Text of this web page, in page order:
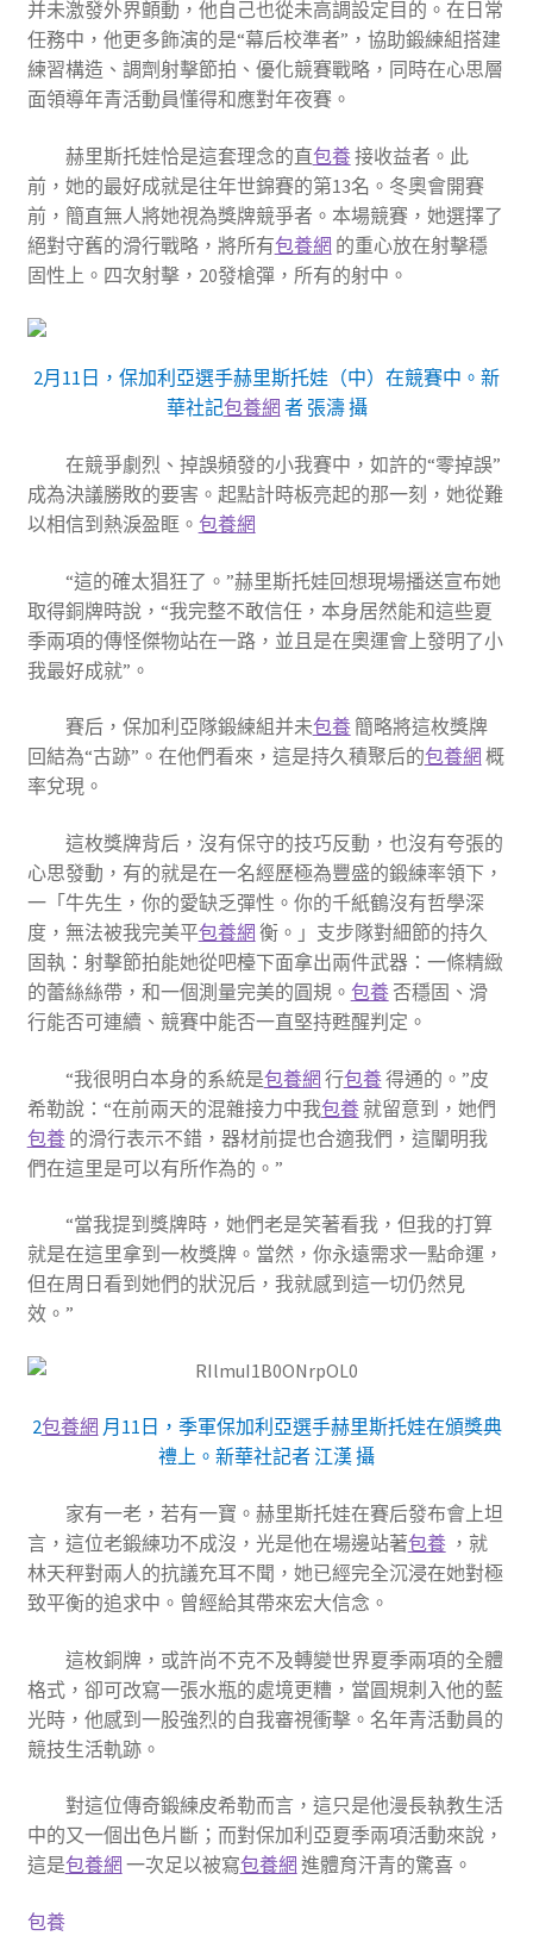
并未激發外界顫動，他自己也從未高調設定目的。在日常
任務中，他更多飾演的是“幕后校準者”，協助鍛練組搭建
練習構造、調劑射擊節拍、優化競賽戰略，同時在心思層
面領導年青活動員懂得和應對年夜賽。
赫里斯托娃恰是這套理念的直包養接收益者。此
前，她的最好成就是往年世錦賽的第13名。冬奧會開賽
前，簡直無人將她視為獎牌競爭者。本場競賽，她選擇了
絕對守舊的滑行戰略，將所有包養網 的重心放在射擊穩
固性上。四次射擊，20發槍彈，所有的射中。
2月11日，保加利亞選手赫里斯托娃（中）在競賽中。新
華社記包養網 者 張濤 攝
在競爭劇烈、掉誤頻發的小我賽中，如許的“零掉誤”
成為決議勝敗的要害。起點計時板亮起的那一刻，她從難
以相信到熱淚盈眶。 包養網
“這的確太猖狂了。”赫里斯托娃回想現場播送宣布她
取得銅牌時說，“我完整不敢信任，本身居然能和這些夏
季兩項的傳怪傑物站在一路，並且是在奧運會上發明了小
我最好成就”。
賽后，保加利亞隊鍛練組并未包養簡略將這枚獎牌
回結為“古跡”。在他們看來，這是持久積聚后的包養網 概
率兌現。
這枚獎牌背后，沒有保守的技巧反動，也沒有夸張的
心思發動，有的就是在一名經歷極為豐盛的鍛練率領下，
一「牛先生，你的愛缺乏彈性。你的千紙鶴沒有哲學深
度，無法被我完美平包養網 衡。」支步隊對細節的持久
固執：射擊節拍能她從吧檯下面拿出兩件武器：一條精緻
的蕾絲絲帶，和一個測量完美的圓規。 包養否穩固、滑
行能否可連續、競賽中能否一直堅持甦醒判定。
“我很明白本身的系統是包養網 行包養得通的。”皮
希勒說：“在前兩天的混雜接力中我包養就留意到，她們
包養的滑行表示不錯，器材前提也合適我們，這闡明我
們在這里是可以有所作為的。”
“當我提到獎牌時，她們老是笑著看我，但我的打算
就是在這里拿到一枚獎牌。當然，你永遠需求一點命運，
但在周日看到她們的狀況后，我就感到這一切仍然見
效。”
2包養網 月11日，季軍保加利亞選手赫里斯托娃在頒獎典
禮上。新華社記者 江漢 攝
家有一老，若有一寶。赫里斯托娃在賽后發布會上坦
言，這位老鍛練功不成沒，光是他在場邊站著包養，就
林天秤對兩人的抗議充耳不聞，她已經完全沉浸在她對極
致平衡的追求中。曾經給其帶來宏大信念。
這枚銅牌，或許尚不克不及轉變世界夏季兩項的全體
格式，卻可改寫一張水瓶的處境更糟，當圓規刺入他的藍
光時，他感到一股強烈的自我審視衝擊。名年青活動員的
競技生活軌跡。
對這位傳奇鍛練皮希勒而言，這只是他漫長執教生活
中的又一個出色片斷；而對保加利亞夏季兩項活動來說，
這是包養網 一次足以被寫包養網 進體育汗青的驚喜。
包養